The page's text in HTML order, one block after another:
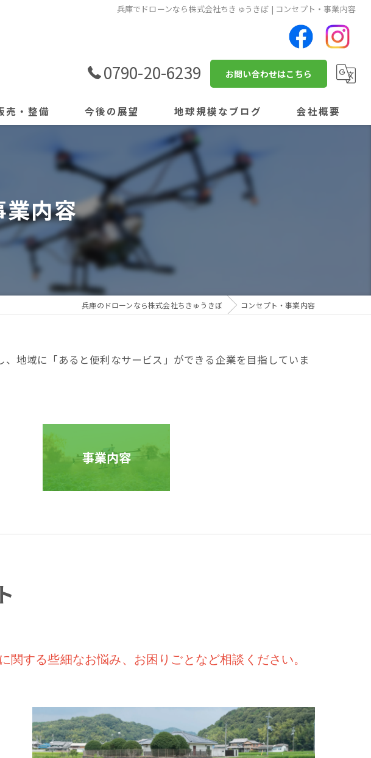
兵庫でドローンなら株式会社ちきゅうきぼ | コンセプト・事業内容
0790-20-6239 お問い合わせはこちら
売・整備 今後の展望 地球規模なブログ 会社概要
業内容
兵庫のドローンなら株式会社ちきゅうきぼ コンセプト・事業内容
地域に「あると便利なサービス」ができる企業を目指していま
事業内容
する些細なお悩み、お困りごとなど相談ください。